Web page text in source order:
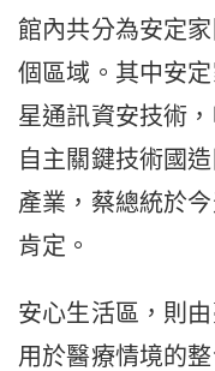
館內共分為安定
個區域。其中安
星通訊資安技術
自主關鍵技術國
產業，蔡總統於
肯定。
安心生活區，則
用於醫療情境的